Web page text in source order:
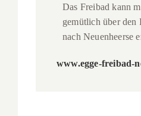
Das Freibad kann
gemütlich über den
nach Neuenheerse
www.egge-freibad-